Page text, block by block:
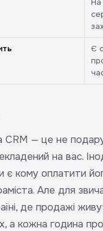
Є
CRM — це не
на вас.
є кому оплатити
Але для
де продажі
а кожна година